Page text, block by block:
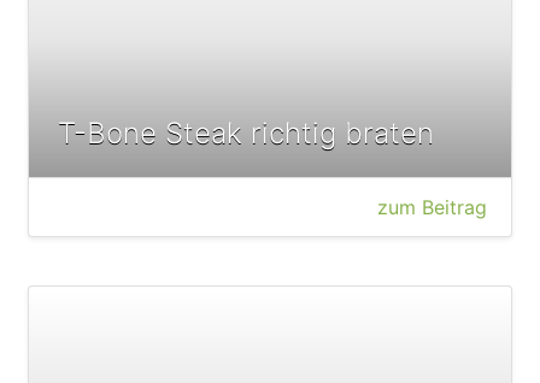
T-Bone Steak richtig braten
zum Beitrag